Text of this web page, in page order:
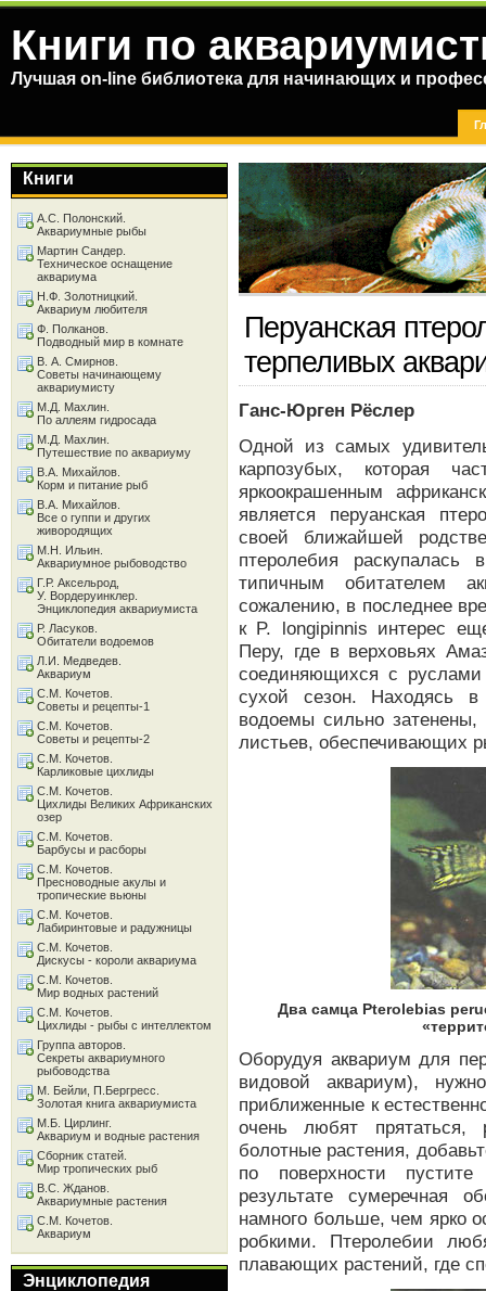
Книги по
Лучшая on-line библиотека для начинающих и
Перуанская
терпеливых
Ганс-Юрген Рёслер
Одной из самых
карпозубых, которая
яркоокрашенным
является перуанская
своей ближайшей
птеролебия
типичным обитателем
сожалению, в последнее
к P. longipinnis интерес
Перу, где в верховьях
соединяющихся с
сухой сезон. Находясь
водоемы сильно
листьев, обеспечивающих
Два самца Pterolebias
Оборудуя аквариум для
видовой аквариум),
приближенные к
очень любят прятаться,
болотные растения,
по поверхности
результате сумеречная
намного больше, чем ярко
робкими. Птеролебии
плавающих растений, где
Книги
А.С. Полонский.
Аквариумные рыбы
Мартин Сандер.
Техническое оснащение
аквариума
Н.Ф. Золотницкий.
Аквариум любителя
Ф. Полканов.
Подводный мир в комнате
В. А. Смирнов.
Советы начинающему
аквариумисту
М.Д. Махлин.
По аллеям гидросада
М.Д. Махлин.
Путешествие по аквариуму
В.А. Михайлов.
Корм и питание рыб
В.А. Михайлов.
Все о гуппи и других
живородящих
М.Н. Ильин.
Аквариумное рыбоводство
Г.Р. Аксельрод,
У. Вордеруинклер.
Энциклопедия аквариумиста
Р. Ласуков.
Обитатели водоемов
Л.И. Медведев.
Аквариум
С.М. Кочетов.
Советы и рецепты-1
С.М. Кочетов.
Советы и рецепты-2
С.М. Кочетов.
Карликовые цихлиды
С.М. Кочетов.
Цихлиды Великих Африканских
озер
С.М. Кочетов.
Барбусы и расборы
С.М. Кочетов.
Пресноводные акулы и
тропические вьюны
С.М. Кочетов.
Лабиринтовые и радужницы
С.М. Кочетов.
Дискусы - короли аквариума
С.М. Кочетов.
Мир водных растений
С.М. Кочетов.
Цихлиды - рыбы с интеллектом
Группа авторов.
Секреты аквариумного
рыбоводства
М. Бейли, П.Бергресс.
Золотая книга аквариумиста
М.Б. Цирлинг.
Аквариум и водные растения
Сборник статей.
Мир тропических рыб
В.С. Жданов.
Аквариумные растения
С.М. Кочетов.
Аквариум
Энциклопедия